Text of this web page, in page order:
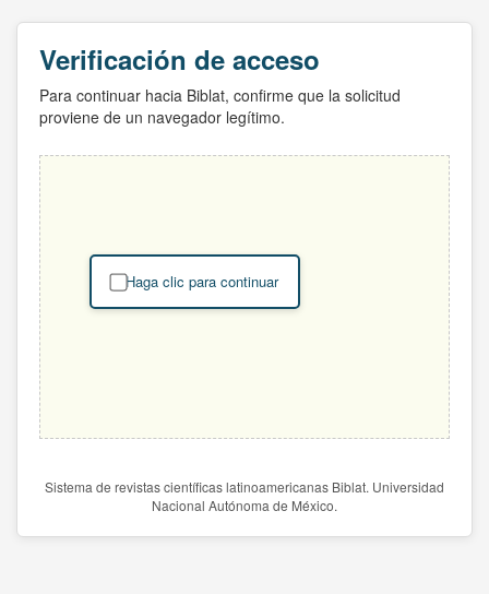
Verificación de acceso
Para continuar hacia Biblat, confirme que la solicitud
proviene de un navegador legítimo.
Haga clic para continuar
Sistema de revistas científicas latinoamericanas Biblat. Universidad
Nacional Autónoma de México.